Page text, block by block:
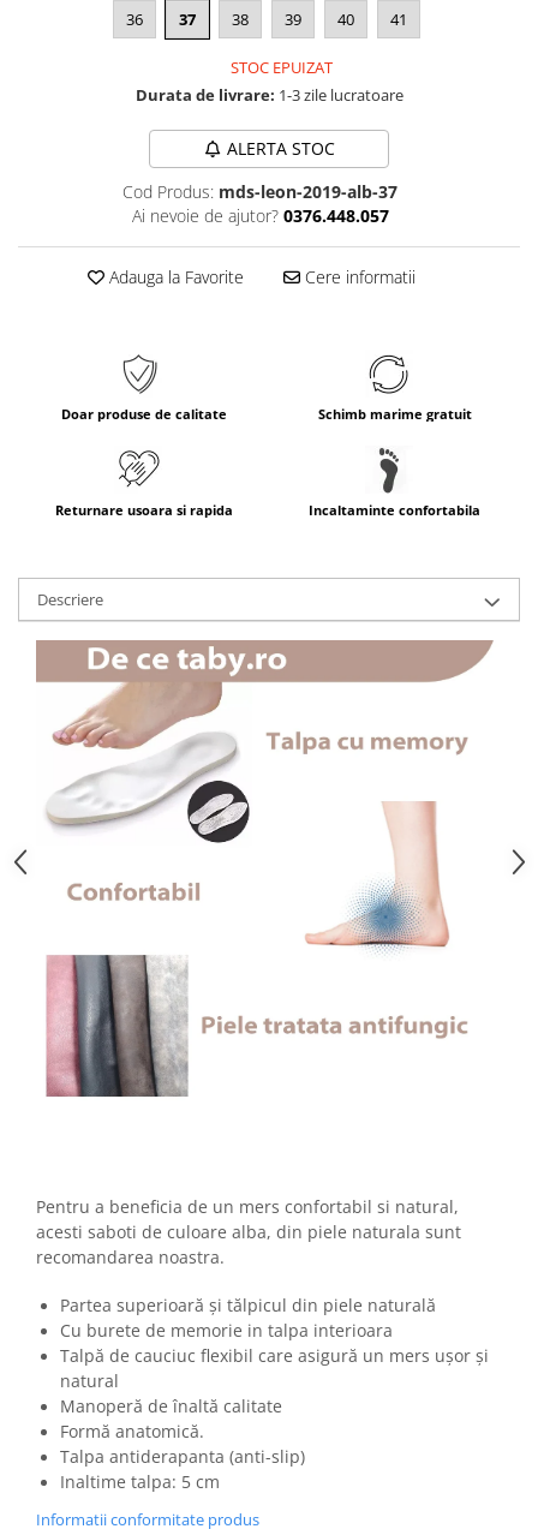
36 37 38 39 40 41
STOC EPUIZAT
Durata de livrare: 1-3 zile lucratoare
ALERTA STOC
Cod Produs: mds-leon-2019-alb-37
Ai nevoie de ajutor? 0376.448.057
Adauga la Favorite Cere informatii
Doar produse de calitate Schimb marime gratuit
Returnare usoara si rapida Incaltaminte confortabila
Descriere
Pentru a beneficia de un mers confortabil si natural,
acesti saboti de culoare alba, din piele naturala sunt
recomandarea noastra.
Partea superioară şi tălpicul din piele naturală
Cu burete de memorie in talpa interioara
Talpă de cauciuc flexibil care asigură un mers uşor şi
natural
Manoperă de înaltă calitate
Formă anatomică.
Talpa antiderapanta (anti-slip)
Inaltime talpa: 5 cm
Informatii conformitate produs